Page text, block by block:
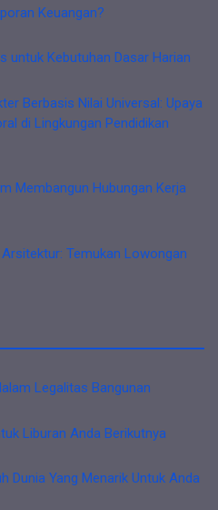
Keuangan?
untuk Kebutuhan Dasar Harian
Berbasis Nilai Universal: Upaya
di Lingkungan Pendidikan
Membangun Hubungan Kerja
Temukan Lowongan
Legalitas Bangunan
Liburan Anda Berikutnya
Dunia Yang Menarik Untuk Anda